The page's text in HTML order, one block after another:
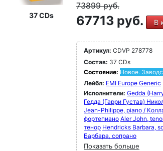
37 CDs
73899руб.
67713 руб. В
Артикул: CDVP 278778
Состав: 37 CDs
Состояние: Новое.
Лейбл: EMI Europe Generic
Исполнители: Gedda
Гедда (Гарри Густав)
Jean-Philippe, piano /
фортепиано Aler John,
тенор Hendricks Barbara,
Барбара, сопрано
Показать больше